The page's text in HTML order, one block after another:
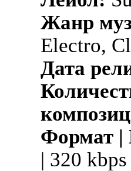
Жанр
Electro,
Дата
Формат |
| 320 kbps